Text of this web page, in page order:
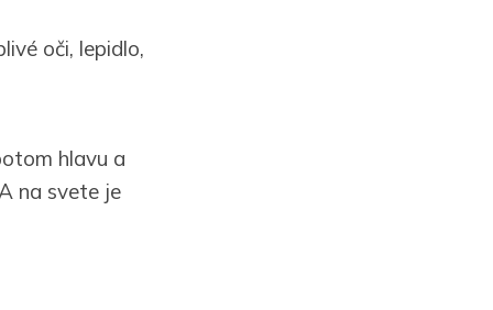
oči, lepidlo,
hlavu a
na svete je